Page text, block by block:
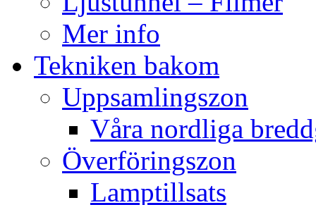
Mer info
Tekniken bakom
Uppsamlingszon
Våra nordliga
Överföringszon
Lamptillsats